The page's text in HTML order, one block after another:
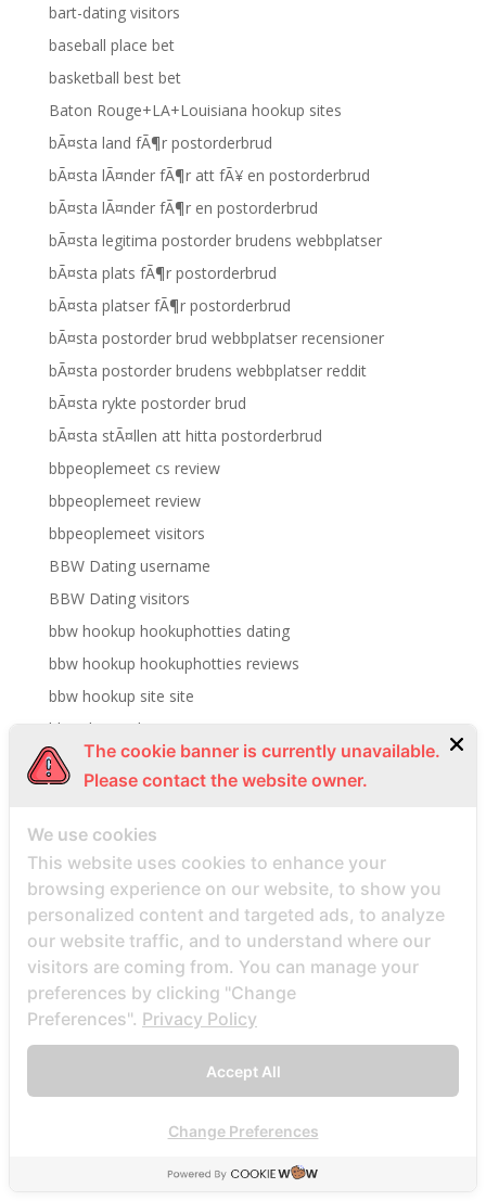
bart-dating visitors
baseball place bet
basketball best bet
Baton Rouge+LA+Louisiana hookup sites
bÃ¤sta land fÃ¶r postorderbrud
bÃ¤sta lÃ¤nder fÃ¶r att fÃ¥ en postorderbrud
bÃ¤sta lÃ¤nder fÃ¶r en postorderbrud
bÃ¤sta legitima postorder brudens webbplatser
bÃ¤sta plats fÃ¶r postorderbrud
bÃ¤sta platser fÃ¶r postorderbrud
bÃ¤sta postorder brud webbplatser recensioner
bÃ¤sta postorder brudens webbplatser reddit
bÃ¤sta rykte postorder brud
bÃ¤sta stÃ¤llen att hitta postorderbrud
bbpeoplemeet cs review
bbpeoplemeet review
bbpeoplemeet visitors
BBW Dating username
BBW Dating visitors
bbw hookup hookuphotties dating
bbw hookup hookuphotties reviews
bbw hookup site site
bbw-dating-de visitors
bbwcupid es review
bbwcupid it review
BBWCupid visitors
bbwcupid-inceleme visitors
BBWDateFinder review
Bbwdatefinder siti per incontri
BBWDateFinder visitors
BBWDesire visitors
bbwdesire-inceleme visitors
bdsm-com-inceleme visitors
The cookie banner is currently unavailable.
Please contact the website owner.
We use cookies
This website uses cookies to enhance your
browsing experience on our website, to show you
personalized content and targeted ads, to analyze
our website traffic, and to understand where our
visitors are coming from. You can manage your
preferences by clicking "Change
Preferences". Privacy Policy
Accept All
Change Preferences